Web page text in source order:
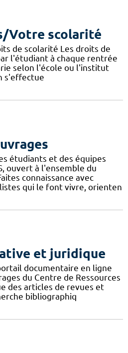
Votre scolarité
de scolarité Les droits de
l'étudiant à chaque rentrée
selon l'école ou l'institut
s'effectue
étudiants et des équipes
ouvert à l'ensemble du
connaissance avec
qui le font vivre, orienten
et juridique
documentaire en ligne
du Centre de Ressources
des articles de revues et
bibliographiq